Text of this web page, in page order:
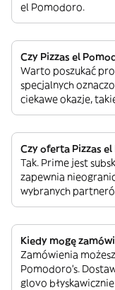
el Pomodoro.
Czy Pizzas el
Warto poszukać
specjalnych
ciekawe okazje,
Czy oferta Pizzas
Tak. Prime jest
zapewnia
wybranych
Kiedy mogę
Zamówienia
Pomodoro’s.
glovo